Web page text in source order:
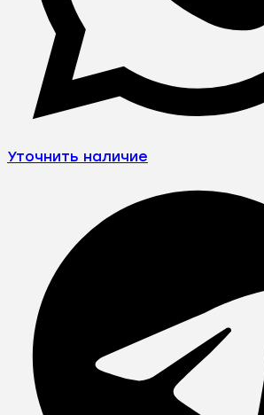
Уточнить наличие